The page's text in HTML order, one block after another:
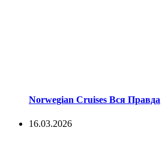
Norwegian Cruises Вся Правда
16.03.2026